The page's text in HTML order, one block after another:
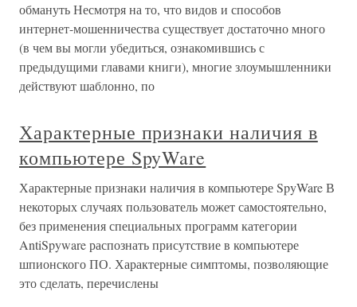
обмануть Несмотря на то, что видов и способов
интернет-мошенничества существует достаточно много
(в чем вы могли убедиться, ознакомившись с
предыдущими главами книги), многие злоумышленники
действуют шаблонно, по
Характерные признаки наличия в
компьютере SpyWare
Характерные признаки наличия в компьютере SpyWare В
некоторых случаях пользователь может самостоятельно,
без применения специальных программ категории
AntiSpyware распознать присутствие в компьютере
шпионского ПО. Характерные симптомы, позволяющие
это сделать, перечислены